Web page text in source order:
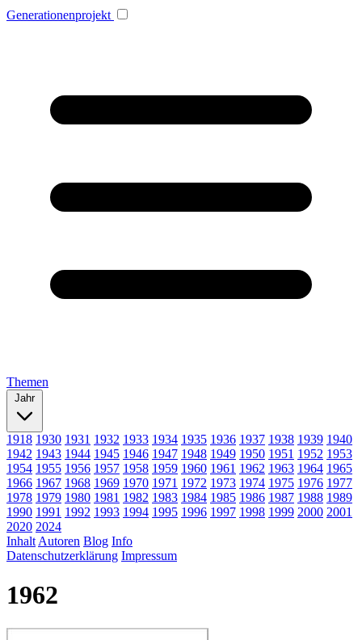
Generationenprojekt
Themen
Jahr
1918 1930 1931 1932 1933 1934 1935 1936 1937 1938 1939 1940
1942 1943 1944 1945 1946 1947 1948 1949 1950 1951 1952 1953
1954 1955 1956 1957 1958 1959 1960 1961 1962 1963 1964 1965
1966 1967 1968 1969 1970 1971 1972 1973 1974 1975 1976 1977
1978 1979 1980 1981 1982 1983 1984 1985 1986 1987 1988 1989
1990 1991 1992 1993 1994 1995 1996 1997 1998 1999 2000 2001
2020 2024
Inhalt Autoren Blog Info
Datenschutzerklärung Impressum
1962